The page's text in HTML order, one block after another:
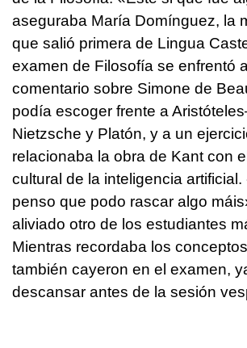
aseguraba María Domínguez, la
que salió primera de Lingua
examen de Filosofía se enfrentó
comentario sobre Simone de
podía escoger frente a
Nietzsche y Platón, y a un
relacionaba la obra de Kant con
cultural de la inteligencia artificial.
penso que podo rascar algo
aliviado otro de los estudiantes
Mientras recordaba los
también cayeron en el examen,
descansar antes de la sesión